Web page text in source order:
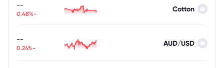
Cotton
--
-0.48%
AUD/USD
--
-0.24%